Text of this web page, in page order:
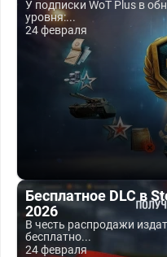
У подписки WoT Plus в
уровня:...
24 февраля
Бесплатное DLC в
2026
В честь распродажи
бесплатно...
24 февраля